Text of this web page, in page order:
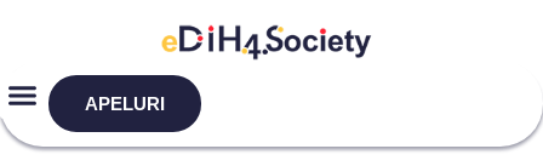
APELURI